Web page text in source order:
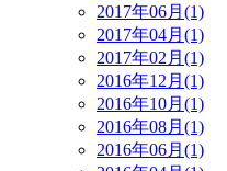
2017年06月(1)
2017年04月(1)
2017年02月(1)
2016年12月(1)
2016年10月(1)
2016年08月(1)
2016年06月(1)